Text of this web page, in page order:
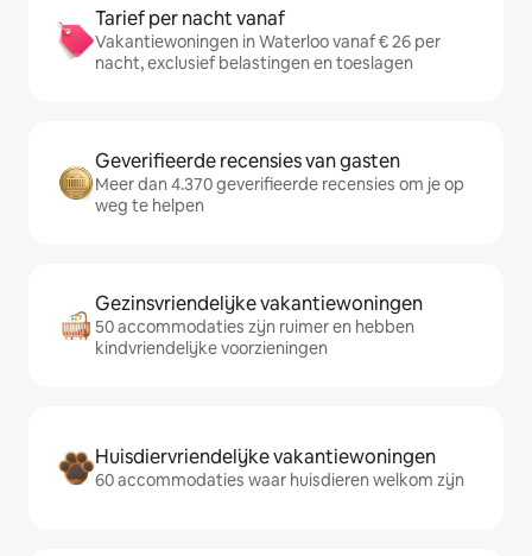
Tarief per nacht vanaf
Vakantiewoningen in Waterloo vanaf € 26 per
nacht, exclusief belastingen en toeslagen
Geverifieerde recensies van gasten
Meer dan 4.370 geverifieerde recensies om je op
weg te helpen
Gezinsvriendelijke vakantiewoningen
50 accommodaties zijn ruimer en hebben
kindvriendelijke voorzieningen
Huisdiervriendelijke vakantiewoningen
60 accommodaties waar huisdieren welkom zijn